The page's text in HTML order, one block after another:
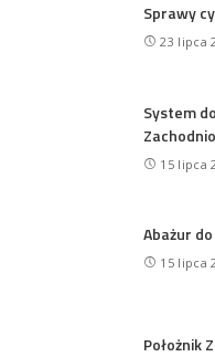
Sprawy
23 lipca
System
15 lipca
Abażur
15 lipca
Położnik